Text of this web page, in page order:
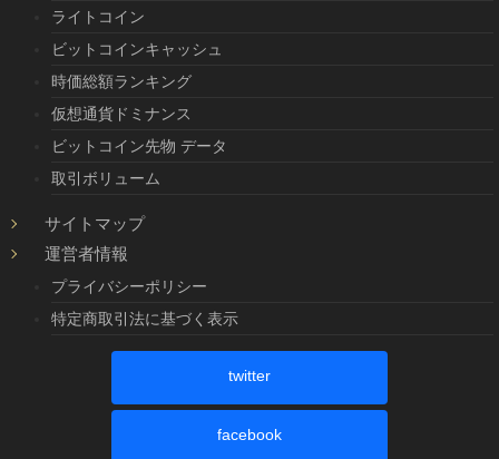
ライトコイン
ビットコインキャッシュ
時価総額ランキング
仮想通貨ドミナンス
ビットコイン先物 データ
取引ボリューム
サイトマップ
運営者情報
プライバシーポリシー
特定商取引法に基づく表示
twitter
facebook